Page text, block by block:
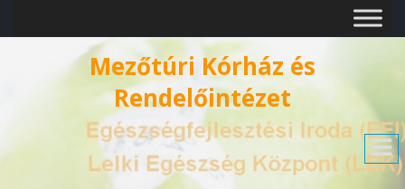
Mezőtúri Kórház és
Rendelőintézet